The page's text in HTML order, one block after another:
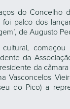
do Concelho
foi palco dos
de Augusto
da
da
Vasconcelos
do Pico) a